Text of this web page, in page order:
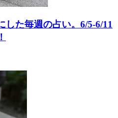
した毎週の占い。6/5-6/11